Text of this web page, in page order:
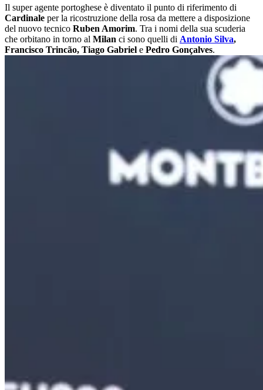
Il super agente portoghese è diventato il punto di riferimento di
Cardinale per la ricostruzione della rosa da mettere a disposizione
del nuovo tecnico Ruben Amorim. Tra i nomi della sua scuderia
che orbitano in torno al Milan ci sono quelli di Antonio Silva,
Francisco Trincão, Tiago Gabriel e Pedro Gonçalves.